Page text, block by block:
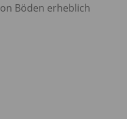
Böden erheblich